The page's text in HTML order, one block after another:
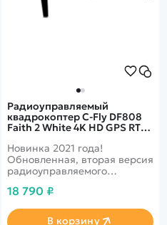
Радиоуправляемый
квадрокоптер C-Fly DF808
Faith 2 White 4K HD GPS RTF
Новинка 2021 года!
Обновленная, вторая версия
радиоуправляемого
Время полёта увеличилось
передачи видео 3 км. GPS.
18 790 ₽
В корзину